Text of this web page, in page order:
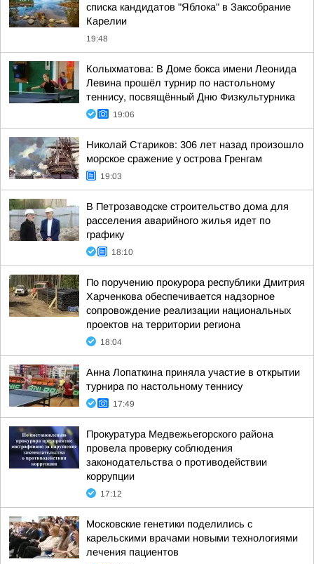
списка кандидатов "Яблока" в Заксобрание
Карелии
19:48
Колыхматова: В Доме бокса имени Леонида
Левина прошёл турнир по настольному
теннису, посвящённый Дню Физкультурника
19:06
Николай Стариков: 306 лет назад произошло
морское сражение у острова Гренгам
19:03
В Петрозаводске строительство дома для
расселения аварийного жилья идет по
графику
18:10
По поручению прокурора республики Дмитрия
Харченкова обеспечивается надзорное
сопровождение реализации национальных
проектов на территории региона
18:04
Анна Лопаткина приняла участие в открытии
турнира по настольному теннису
17:49
Прокуратура Медвежьегорского района
провела проверку соблюдения
законодательства о противодействии
коррупции
17:12
Московские генетики поделились с
карельскими врачами новыми технологиями
лечения пациентов